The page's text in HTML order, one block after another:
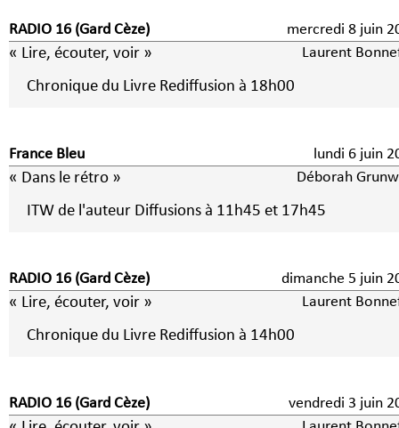
RADIO 16 (Gard Cèze) mercredi 8
« Lire, écouter, voir » Laurent
Chronique du Livre Rediffusion à 18h00
France Bleu lundi 6 juin
« Dans le rétro » Déborah
ITW de l'auteur Diffusions à 11h45 et 17h45
RADIO 16 (Gard Cèze) dimanche 5
« Lire, écouter, voir » Laurent
Chronique du Livre Rediffusion à 14h00
RADIO 16 (Gard Cèze) vendredi 3